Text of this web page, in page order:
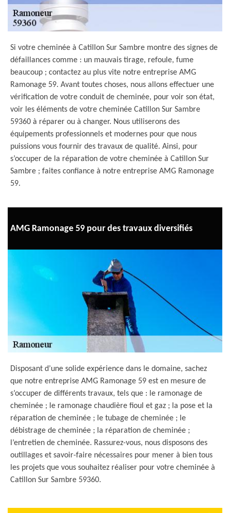
Si votre cheminée à Catillon Sur Sambre montre des signes de
défaillances comme : un mauvais tirage, refoule, fume
beaucoup ; contactez au plus vite notre entreprise AMG
Ramonage 59. Avant toutes choses, nous allons effectuer une
vérification de votre conduit de cheminée, pour voir son état,
voir les éléments de votre cheminée Catillon Sur Sambre
59360 à réparer ou à changer. Nous utiliserons des
équipements professionnels et modernes pour que nous
puissions vous fournir des travaux de qualité. Ainsi, pour
s’occuper de la réparation de votre cheminée à Catillon Sur
Sambre ; faites confiance à notre entreprise AMG Ramonage
59.
AMG Ramonage 59 pour des travaux diversifiés
Disposant d’une solide expérience dans le domaine, sachez
que notre entreprise AMG Ramonage 59 est en mesure de
s’occuper de différents travaux, tels que : le ramonage de
cheminée ; le ramonage chaudière fioul et gaz ; la pose et la
réparation de cheminée ; le tubage de cheminée ; le
débistrage de cheminée ; la réparation de cheminée ;
l’entretien de cheminée. Rassurez-vous, nous disposons des
outillages et savoir-faire nécessaires pour mener à bien tous
les projets que vous souhaitez réaliser pour votre cheminée à
Catillon Sur Sambre 59360.